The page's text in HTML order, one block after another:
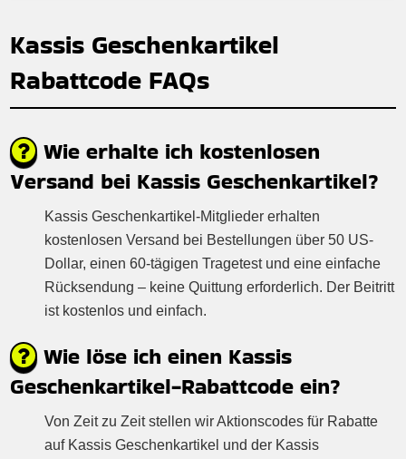
Kassis Geschenkartikel
Rabattcode FAQs
Wie erhalte ich kostenlosen
Versand bei Kassis Geschenkartikel?
Kassis Geschenkartikel-Mitglieder erhalten
kostenlosen Versand bei Bestellungen über 50 US-
Dollar, einen 60-tägigen Tragetest und eine einfache
Rücksendung – keine Quittung erforderlich. Der Beitritt
ist kostenlos und einfach.
Wie löse ich einen Kassis
Geschenkartikel-Rabattcode ein?
Von Zeit zu Zeit stellen wir Aktionscodes für Rabatte
auf Kassis Geschenkartikel und der Kassis